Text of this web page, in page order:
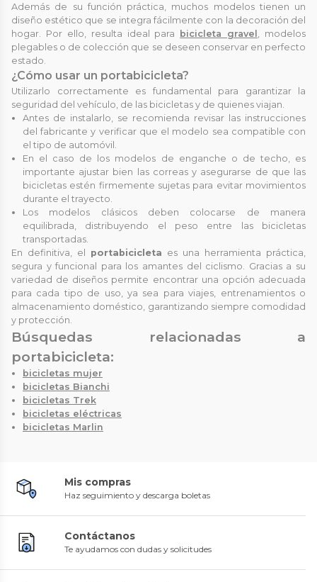
Además de su función práctica, muchos modelos tienen un
diseño estético que se integra fácilmente con la decoración del
hogar. Por ello, resulta ideal para
bicicleta gravel
, modelos
plegables o de colección que se deseen conservar en perfecto
estado.
¿Cómo usar un portabicicleta?
Utilizarlo correctamente es fundamental para garantizar la
seguridad del vehículo, de las bicicletas y de quienes viajan.
Antes de instalarlo, se recomienda revisar las instrucciones
del fabricante y verificar que el modelo sea compatible con
el tipo de automóvil.
En el caso de los modelos de enganche o de techo, es
importante ajustar bien las correas y asegurarse de que las
bicicletas estén firmemente sujetas para evitar movimientos
durante el trayecto.
Los modelos clásicos deben colocarse de manera
equilibrada, distribuyendo el peso entre las bicicletas
transportadas.
En definitiva, el portabicicleta es una herramienta práctica,
segura y funcional para los amantes del ciclismo. Gracias a su
variedad de diseños permite encontrar una opción adecuada
para cada tipo de uso, ya sea para viajes, entrenamientos o
almacenamiento doméstico, garantizando siempre comodidad
y protección.
Búsquedas relacionadas a
portabicicleta:
bicicletas mujer
bicicletas Bianchi
bicicletas Trek
bicicletas eléctricas
bicicletas Marlin
Mis compras
Haz seguimiento y descarga boletas
Contáctanos
Te ayudamos con dudas y solicitudes